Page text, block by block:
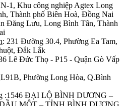
1, Khu công nghiệp Agtex Long
Thành phố Biên Hoà, Đồng Nai
Đăng Lưu, Long Bình Tân, Thành
: 231 Đường 30.4, Phường Ea Tam,
Đắk Lắk
Lê Đức Thọ - P15 - Quận Gò Vấp
Phường Long Hòa, Q.Bình
:1546 ĐẠI LỘ BÌNH DƯƠNG –
MỘT – TỈNH BÌNH DƯƠNG